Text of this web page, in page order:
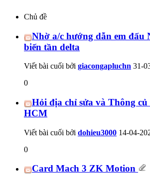
Chủ đề
Nhờ a/c hướng dẫn em đấu
biến tần delta
Viết bài cuối bởi giacongapluchn 31-
0
Hỏi địa chỉ sửa và Thông
HCM
Viết bài cuối bởi dohieu3000 14-04-
0
Card Mach 3 ZK Motion